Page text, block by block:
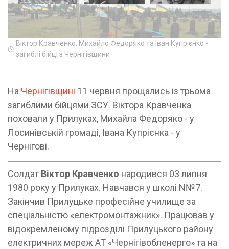
Віктор Кравченко, Михайло Федоряко та Іван Купрієнко -
загиблі бійці з Чернігівщини
На Чернігівщині 11 червня прощались із трьома
загиблими бійцями ЗСУ. Віктора Кравченка
поховали у Прилуках, Михайла Федоряко - у
Лосинівській громаді, Івана Купрієнка - у
Чернігові.
Солдат Віктор Кравченко народився 03 липня
1980 року у Прилуках. Навчався у школі N№7.
Закінчив Прилуцьке професійне училище за
спеціальністю «електромонтажник». Працював у
відокремленому підрозділі Прилуцького району
електричних мереж АТ «Чернігівобленерго» та на